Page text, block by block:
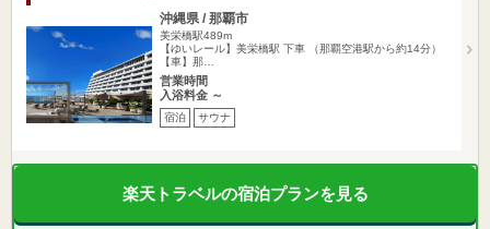
沖縄県 / 那覇市
美栄橋駅489m
【ゆいレール】美栄橋駅 下車 （那覇空港駅から約14分）
【車】那…
営業時間
入浴料金 ～
宿泊 サウナ
楽天トラベルの宿泊プランを見る